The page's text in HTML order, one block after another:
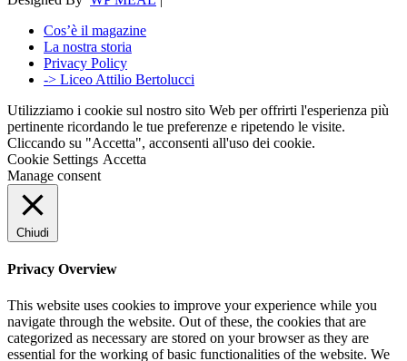
Cos’è il magazine
La nostra storia
Privacy Policy
-> Liceo Attilio Bertolucci
Utilizziamo i cookie sul nostro sito Web per offrirti l'esperienza più
pertinente ricordando le tue preferenze e ripetendo le visite.
Cliccando su "Accetta", acconsenti all'uso dei cookie.
Cookie Settings Accetta
Manage consent
Chiudi
Privacy Overview
This website uses cookies to improve your experience while you
navigate through the website. Out of these, the cookies that are
categorized as necessary are stored on your browser as they are
essential for the working of basic functionalities of the website. We